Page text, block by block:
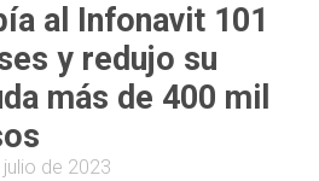
al Infonavit 101
y redujo su
más de 400 mil
de 2023